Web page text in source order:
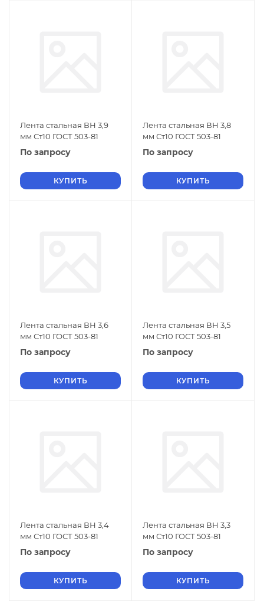
Лента стальная ВН 3,9
мм Ст10 ГОСТ 503-81
По запросу
КУПИТЬ
Лента стальная ВН 3,8
мм Ст10 ГОСТ 503-81
По запросу
КУПИТЬ
Лента стальная ВН 3,6
мм Ст10 ГОСТ 503-81
По запросу
КУПИТЬ
Лента стальная ВН 3,5
мм Ст10 ГОСТ 503-81
По запросу
КУПИТЬ
Лента стальная ВН 3,4
мм Ст10 ГОСТ 503-81
По запросу
КУПИТЬ
Лента стальная ВН 3,3
мм Ст10 ГОСТ 503-81
По запросу
КУПИТЬ